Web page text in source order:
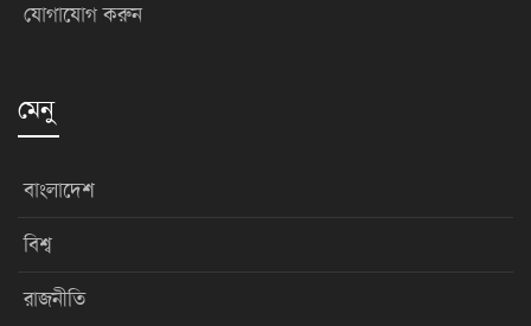
যোগাযোগ করুন
মেনু
বাংলাদেশ
বিশ্ব
রাজনীতি